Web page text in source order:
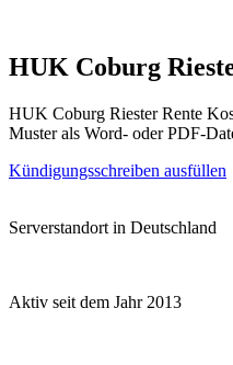
HUK Coburg
HUK Coburg Riester Rente
Muster als Word- oder PDF-
Kündigungsschreiben ausfüllen
Serverstandort in Deutschland
Aktiv seit dem Jahr 2013